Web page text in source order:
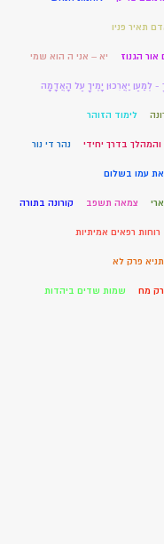
תאיר פניו
הגנוז יא – אני ה הוא שמי
לְמַעַן יַאֲרִכוּן יָמֶיךָ עַל הָאֲדָמָה
לימוד הזוהר
בדרך יחידי נהר די נור
את עמו בשלום
צמאה תשפב קורונה בתורה
רוחות רפאים אמיתיות
פרק לא
מח שמות שדים ביהדות